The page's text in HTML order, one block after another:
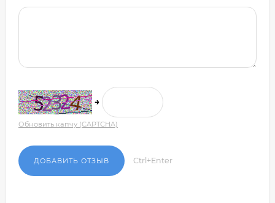
→
Обновить капчу (CAPTCHA)
Ctrl+Enter